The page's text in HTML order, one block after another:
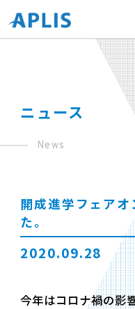
ニュース
News
開成進学フェア
た。
2020.09.28
今年はコロナ禍の影